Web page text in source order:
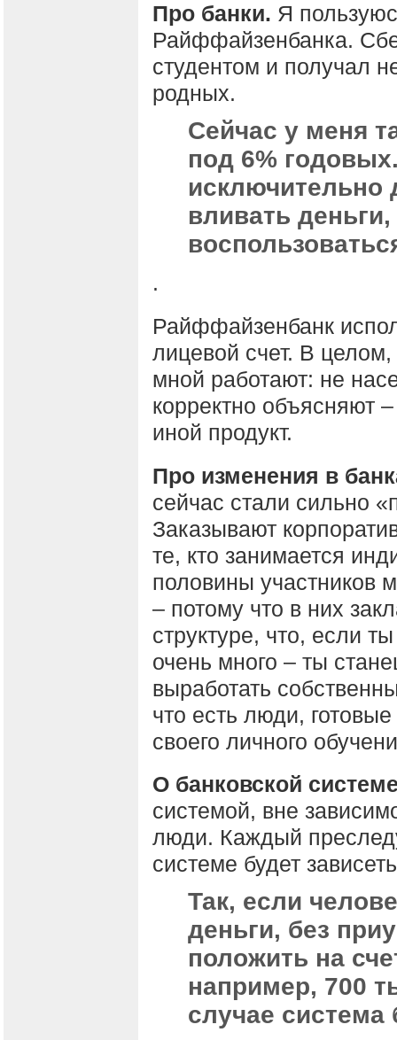
Про банки. Я
Райффайзенбанка.
студентом и получал
родных.
Сейчас у меня
под 6%
исключительно
вливать
.
Райффайзенбанк
лицевой счет. В
мной работают: не
корректно объясняют
иной продукт.
Про изменения в
сейчас стали сильно
Заказывают
те, кто занимается
половины участников
– потому что в них
структуре, что, если
очень много – ты
выработать
что есть люди,
своего личного
О банковской
системой, вне
люди. Каждый
системе будет
Так, если
деньги, без
положить на
например, 700
случае система